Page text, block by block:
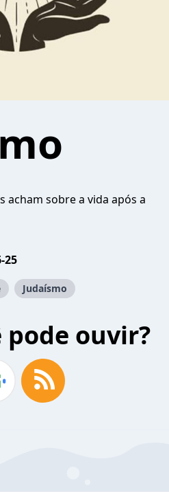
acham sobre a vida após a
25
Judaísmo
pode ouvir?